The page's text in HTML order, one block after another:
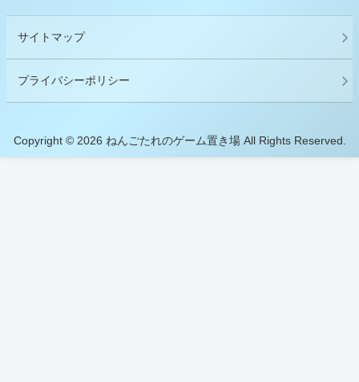
サイトマップ
プライバシーポリシー
Copyright © 2026 ねんごたれのゲーム置き場 All Rights Reserved.